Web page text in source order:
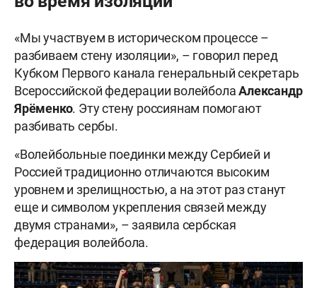
«Мы участвуем в историческом процессе –
разбиваем стену изоляции», – говорил перед
Кубком Первого канала генеральный секретарь
Всероссийской федерации волейболаАлександр
Ярёменко. Эту стену россиянам помогают
разбивать сербы.
«Волейбольные поединки между Сербией и
Россией традиционно отличаются высоким
уровнем и зрелищностью, а на этот раз станут
еще и символом укрепления связей между
двумя странами», – заявила сербская
федерация волейбола.